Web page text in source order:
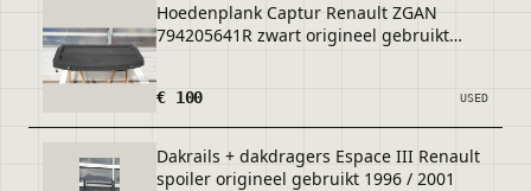
Hoedenplank Captur Renault ZGAN
794205641R zwart origineel gebruikt
€ 100 USED
Dakrails + dakdragers Espace III Renault
spoiler origineel gebruikt 1996 / 2001